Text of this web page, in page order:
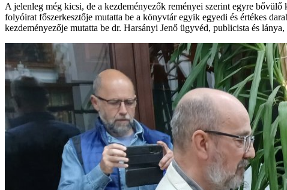
A jelenleg még kicsi, de a kezdeményezők reményei szerint egyre
folyóirat főszerkesztője mutatta be a könyvtár egyik egyedi és értékes
kezdeményezője mutatta be dr. Harsányi Jenő ügyvéd, publicista és